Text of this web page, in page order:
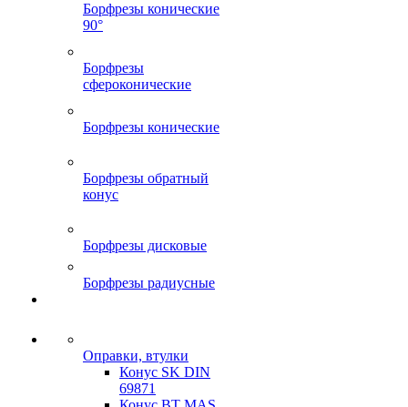
Борфрезы конические
90°
Борфрезы
сфероконические
Борфрезы конические
Борфрезы обратный
конус
Борфрезы дисковые
Борфрезы радиусные
Оправки, втулки
Конус SK DIN
69871